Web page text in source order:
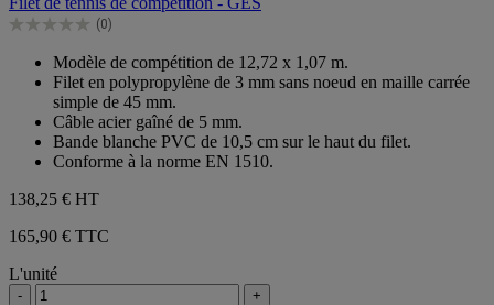
5
étoiles.
(0)
0.0
étoiles.
Modèle de compétition de 12,72 x 1,07 m.
Filet en polypropylène de 3 mm sans noeud en maille carrée
simple de 45 mm.
Câble acier gaîné de 5 mm.
Bande blanche PVC de 10,5 cm sur le haut du filet.
Conforme à la norme EN 1510.
138,25 € HT
165,90 € TTC
L'unité
- +